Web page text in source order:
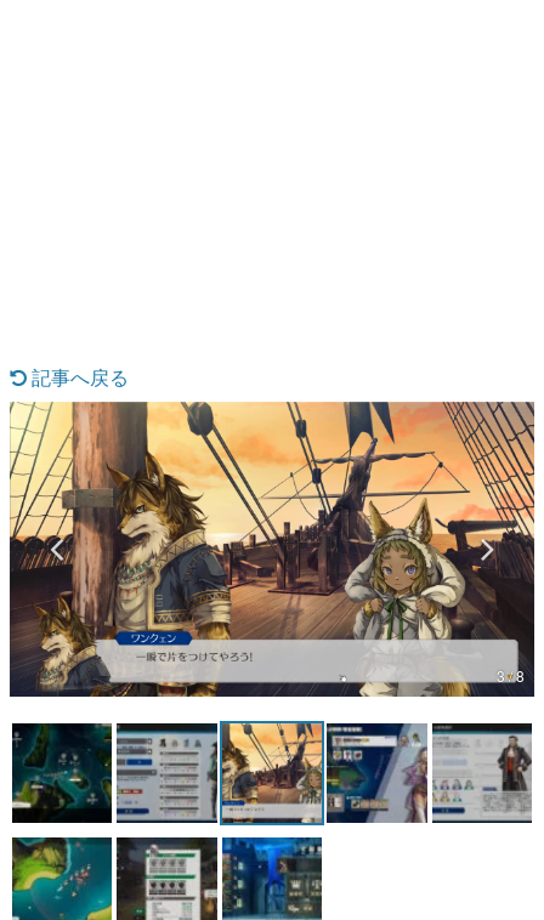
具体的な形から解き明かしていく、硬派で骨太な評論連載
です。
ゲームが変えた日本語
「経験値」「裏技」「ラスボス」… ゲームにまつわる言葉
の起源や用法の変遷を、コンピューター文化史研究家・タ
イニーP氏が徹底調査。
カテゴリ
特集記事
マンガ
女性向け
アプリレビュー
その他
電ファミニコゲーマーとは？
記事へ戻る
3 / 8